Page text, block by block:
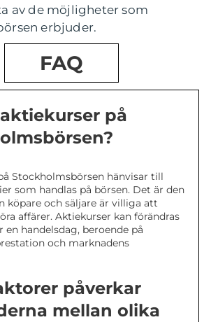
av de möjligheter som
erbjuder.
FAQ
på
Stockholmsbörsen hänvisar till
som handlas på börsen. Det är den
köpare och säljare är villiga att
affärer. Aktiekurser kan förändras
en handelsdag, beroende på
och marknadens
påverkar
mellan olika